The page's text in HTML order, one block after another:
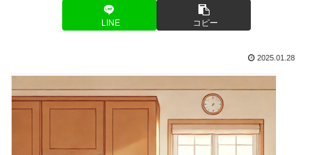
LINE コピー
2025.01.28